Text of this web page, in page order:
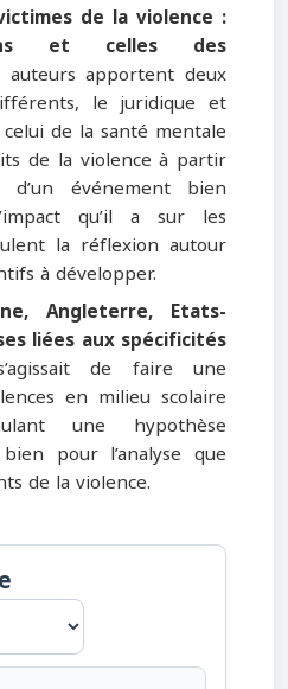
de la violence :
et celles des
auteurs apportent deux
le juridique et
de la santé mentale
de la violence à partir
d’un événement bien
qu’il a sur les
la réflexion autour
à développer.
Angleterre, Etats-
liées aux spécificités
de faire une
en milieu scolaire
une hypothèse
pour l’analyse que
de la violence.